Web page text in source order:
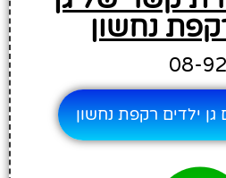
נחשון
ילדים רקפת נחשון